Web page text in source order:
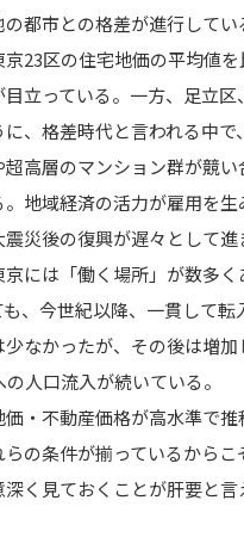
の都市との格差が進行して
京23区の住宅地価の平均値
目立っている。一方、足立
に、格差時代と言われる中
超高層のマンション群が競
地域経済の活力が雇用を
震災後の復興が遅々として
京には「働く場所」が数多
も、今世紀以降、一貫して
少なかったが、その後は増
の人口流入が続いている。
価・不動産価格が高水準で
らの条件が揃っているから
く見ておくことが肝要と言